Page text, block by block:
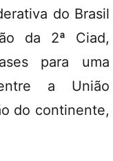
do Brasil
da 2ª Ciad,
para uma
a União
do continente,